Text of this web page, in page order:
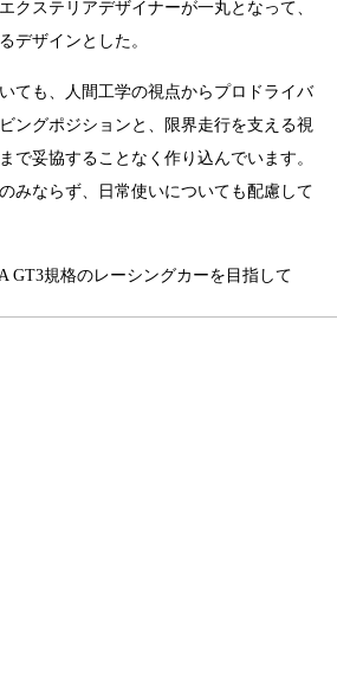
クステリアデザイナーが一丸となって、
デザインとした。
ても、人間工学の視点からプロドライバ
ングポジションと、限界走行を支える視
で妥協することなく作り込んでいます。
みならず、日常使いについても配慮して
GT3規格のレーシングカーを目指して